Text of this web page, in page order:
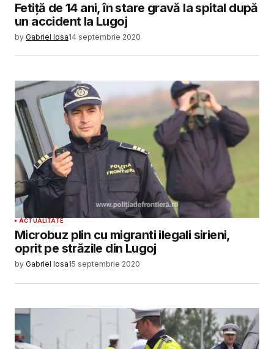
Fetiță de 14 ani, în stare gravă la spital după
un accident la Lugoj
by Gabriel Iosa14 septembrie 2020
ACTUALITATE
Microbuz plin cu migranti ilegali sirieni,
oprit pe străzile din Lugoj
by Gabriel Iosa15 septembrie 2020